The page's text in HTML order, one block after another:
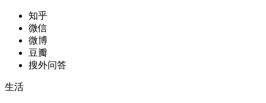
知乎
微信
微博
豆瓣
搜外问答
生活